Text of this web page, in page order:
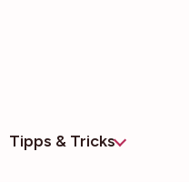
Tipps & Tricks